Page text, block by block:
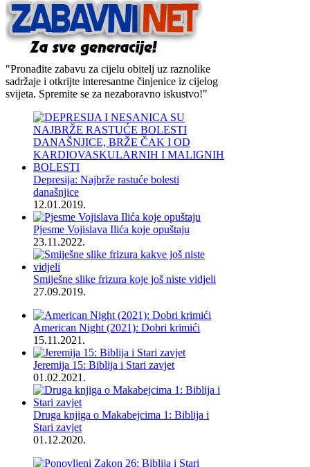
"Pronađite zabavu za cijelu obitelj uz raznolike
sadržaje i otkrijte interesantne činjenice iz cijelog
svijeta. Spremite se za nezaboravno iskustvo!"
Depresija: Najbrže rastuće bolesti
današnjice
12.01.2019.
Pjesme Vojislava Ilića koje opuštaju
23.11.2022.
Smiješne slike frizura koje još niste vidjeli
27.09.2019.
American Night (2021): Dobri krimići
15.11.2021.
Jeremija 15: Biblija i Stari zavjet
01.02.2021.
Druga knjiga o Makabejcima 1: Biblija i
Stari zavjet
01.12.2020.